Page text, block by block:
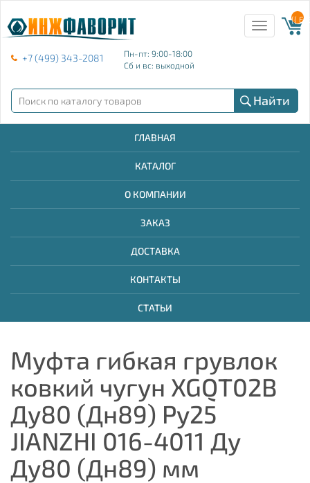
+7 (499) 343-2081
Пн-пт: 9:00-18:00
Сб и вс: выходной
Toggle
navigation
{{
Найти
ГЛАВНАЯ
КАТАЛОГ
О КОМПАНИИ
ЗАКАЗ
ДОСТАВКА
КОНТАКТЫ
СТАТЬИ
Муфта гибкая грувлок
ковкий чугун XGQT02B
Ду80 (Дн89) Ру25
JIANZHI 016-4011 Ду
Ду80 (Дн89) мм